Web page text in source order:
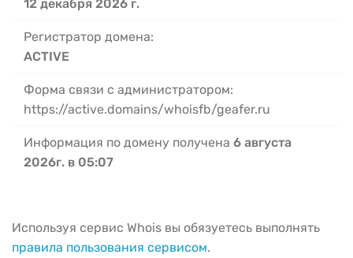
12 декабря 2026 г.
Регистратор домена:
ACTIVE
Форма связи с администратором:
https://active.domains/whoisfb/geafer.ru
Информация по домену получена 6 августа
2026г. в 05:07
Используя сервис Whois вы обязуетесь выполнять
правила пользования сервисом.